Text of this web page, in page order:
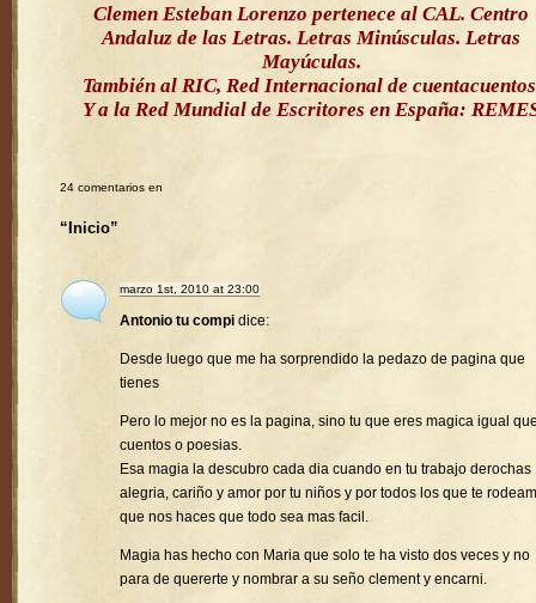
Clemen Esteban Lorenzo pertenece al CAL. Centro
Andaluz de las Letras. Letras Minúsculas. Letras
Mayúculas.
También al RIC, Red Internacional de
Y a la Red Mundial de Escritores en España:
24 comentarios en
“Inicio”
marzo 1st, 2010 at 23:00
Antonio tu compi dice:
Desde luego que me ha sorprendido la pedazo de pagina que
tienes
Pero lo mejor no es la pagina, sino tu que eres magica igual
cuentos o poesias.
Esa magia la descubro cada dia cuando en tu trabajo derochas
alegria, cariño y amor por tu niños y por todos los que te
que nos haces que todo sea mas facil.
Magia has hecho con Maria que solo te ha visto dos veces y no
para de quererte y nombrar a su seño clement y encarni.